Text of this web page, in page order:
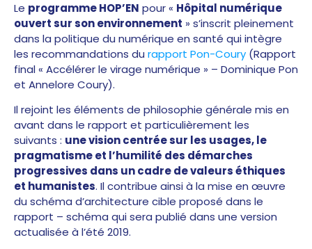
Le programme HOP’EN pour « Hôpital numérique
ouvert sur son environnement » s’inscrit pleinement
dans la politique du numérique en santé qui intègre
les recommandations du rapport Pon-Coury (Rapport
final « Accélérer le virage numérique » – Dominique Pon
et Annelore Coury).
Il rejoint les éléments de philosophie générale mis en
avant dans le rapport et particulièrement les
suivants : une vision centrée sur les usages, le
pragmatisme et l’humilité des démarches
progressives dans un cadre de valeurs éthiques
et humanistes. Il contribue ainsi à la mise en œuvre
du schéma d’architecture cible proposé dans le
rapport – schéma qui sera publié dans une version
actualisée à l’été 2019.